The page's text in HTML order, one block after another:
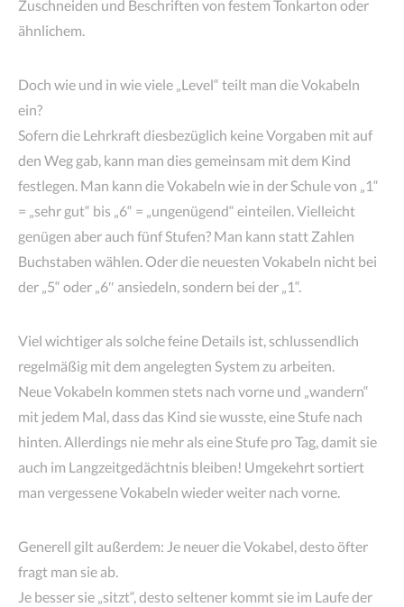
Zuschneiden und Beschriften von festem Tonkarton oder
ähnlichem.
Doch wie und in wie viele „Level“ teilt man die Vokabeln
ein?
Sofern die Lehrkraft diesbezüglich keine Vorgaben mit auf
den Weg gab, kann man dies gemeinsam mit dem Kind
festlegen. Man kann die Vokabeln wie in der Schule von „1“
= „sehr gut“ bis „6“ = „ungenügend“ einteilen. Vielleicht
genügen aber auch fünf Stufen? Man kann statt Zahlen
Buchstaben wählen. Oder die neuesten Vokabeln nicht bei
der „5“ oder „6″ ansiedeln, sondern bei der „1“.
Viel wichtiger als solche feine Details ist, schlussendlich
regelmäßig mit dem angelegten System zu arbeiten.
Neue Vokabeln kommen stets nach vorne und „wandern“
mit jedem Mal, dass das Kind sie wusste, eine Stufe nach
hinten. Allerdings nie mehr als eine Stufe pro Tag, damit sie
auch im Langzeitgedächtnis bleiben! Umgekehrt sortiert
man vergessene Vokabeln wieder weiter nach vorne.
Generell gilt außerdem: Je neuer die Vokabel, desto öfter
fragt man sie ab.
Je besser sie „sitzt“, desto seltener kommt sie im Laufe der